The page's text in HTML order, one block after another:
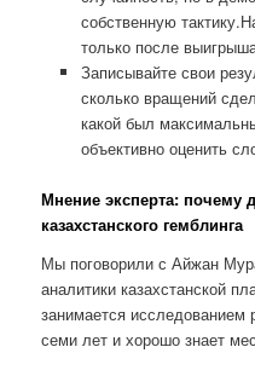
собственную
только после
Записывайте свои
сколько вращений
какой был
объективно оценить
Мнение эксперта: почему
казахстанского гемблинга
Мы поговорили с Айжан
аналитики казахстанской
занимается исследованием
семи лет и хорошо знает